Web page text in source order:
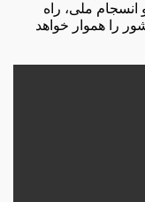
ملی، راه
را هموار خواهد